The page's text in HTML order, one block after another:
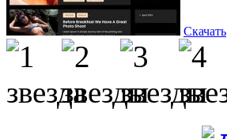
Скачать